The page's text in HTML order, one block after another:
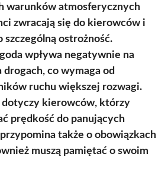
warunków atmosferycznych
zwracają się do kierowców i
szczególną ostrożność.
wpływa negatywnie na
drogach, co wymaga od
ruchu większej rozwagi.
dotyczy kierowców, którzy
prędkość do panujących
także o obowiązkach
muszą pamiętać o swoim